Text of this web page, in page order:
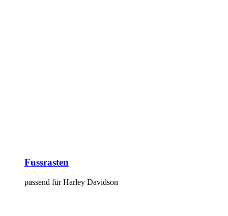
Fussrasten
passend für Harley Davidson